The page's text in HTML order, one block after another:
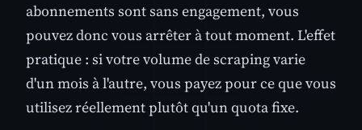
abonnements sont sans engagement, vous
pouvez donc vous arrêter à tout moment. L'effet
pratique : si votre volume de scraping varie
d'un mois à l'autre, vous payez pour ce que vous
utilisez réellement plutôt qu'un quota fixe.